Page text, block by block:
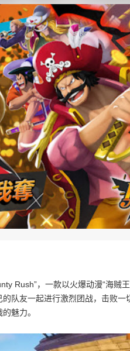
Rush”，一款以火爆动漫“海贼
队友一起进行激烈团战，击败一
魅力。